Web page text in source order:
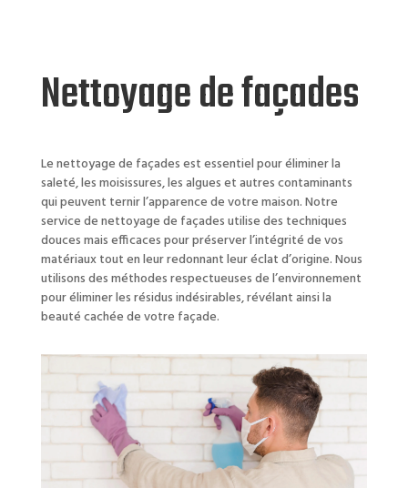
Nettoyage de façades
Le nettoyage de façades est essentiel pour éliminer la
saleté, les moisissures, les algues et autres contaminants
qui peuvent ternir l’apparence de votre maison. Notre
service de nettoyage de façades utilise des techniques
douces mais efficaces pour préserver l’intégrité de vos
matériaux tout en leur redonnant leur éclat d’origine. Nous
utilisons des méthodes respectueuses de l’environnement
pour éliminer les résidus indésirables, révélant ainsi la
beauté cachée de votre façade.